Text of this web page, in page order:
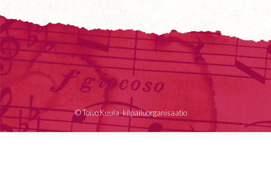
© Toivo Kuula -kilpailuorganisaatio